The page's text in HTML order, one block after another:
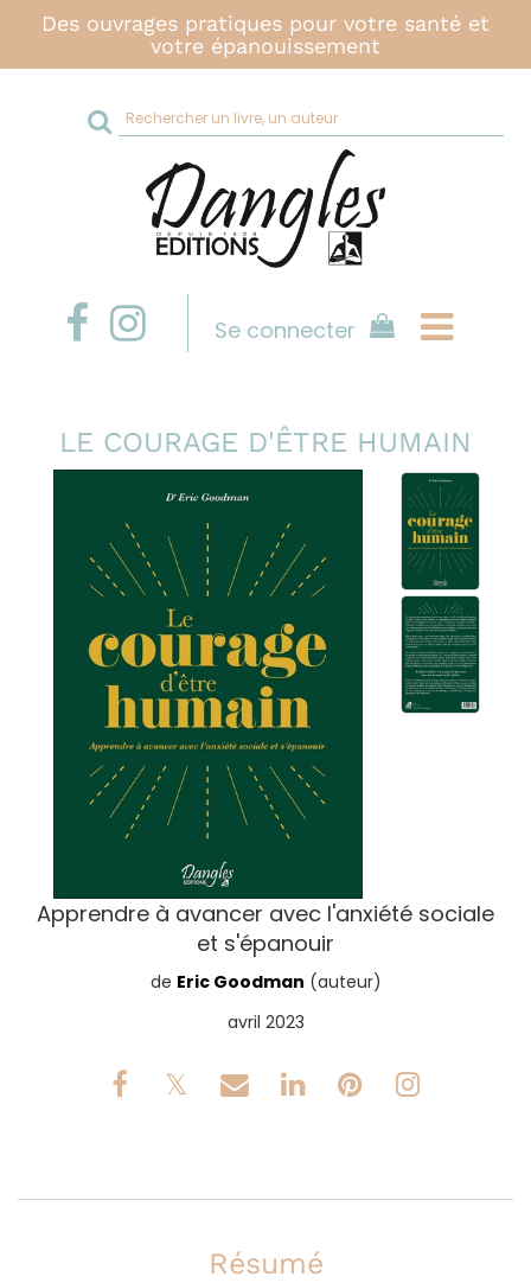
Des ouvrages pratiques pour votre santé et
votre épanouissement
Rechercher
sur
site
Se connecter
LE COURAGE D'ÊTRE HUMAIN
Apprendre à avancer avec l'anxiété sociale
et s'épanouir
de Eric Goodman (auteur)
avril 2023
Résumé